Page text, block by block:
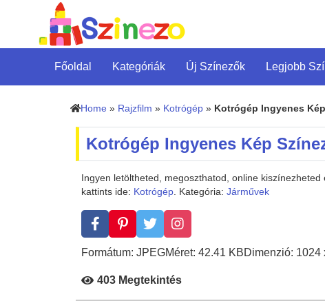
Főoldal Kategóriák Új Színezők Legjobb
Home » Rajzfilm » Kotrógép » Kotrógép Ingyenes Kép
Kotrógép Ingyenes Kép
Ingyen letöltheted, megoszthatod, online
kattints ide: Kotrógép. Kategória: Járművek
Formátum: JPEGMéret: 42.41 KBDimenzió: 1024
403 Megtekintés